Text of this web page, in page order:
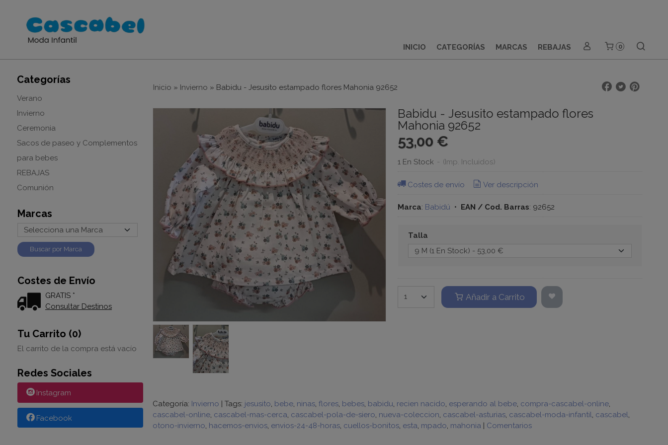
INICIO CATEGORÍAS MARCAS REBAJAS 0
Categorías
Verano
Invierno
Ceremonia
Sacos de paseo y Complementos
para bebes
REBAJAS
Comunión
Marcas
Costes de Envío
GRATIS *
Consultar Destinos
Tu Carrito (0)
El carrito de la compra está vacío
Redes Sociales
Instagram
Facebook
Inicio » Invierno » Babidu - Jesusito estampado flores Mahonia 92652
Babidu - Jesusito estampado flores
Mahonia 92652
53,00 €
1 En Stock - (Imp. Incluidos)
Costes de envío Ver descripción
Marca: Babidú • EAN / Cod. Barras: 92652
Talla
Añadir a Carrito
Categoría: Invierno | Tags: jesusito bebe ninas flores bebes babidu recien nacido esperando al bebe compra-cascabel-online
cascabel-online cascabel-mas-cerca cascabel-pola-de-siero nueva-coleccion cascabel-asturias cascabel-moda-infantil cascabel
otono-invierno hacemos-envios envios-24-48-horas cuellos-bonitos esta mpado mahonia | Comentarios